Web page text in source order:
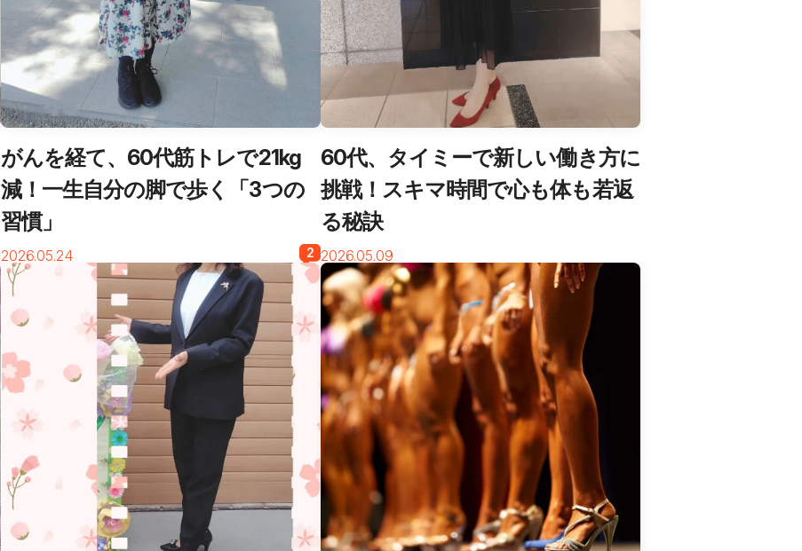
がんを経て、60代筋トレで21kg
減！一生自分の脚で歩く「3つの
習慣」
2026.05.24 2
60代、タイミーで新しい働き方に
挑戦！スキマ時間で心も体も若返
る秘訣
2026.05.09